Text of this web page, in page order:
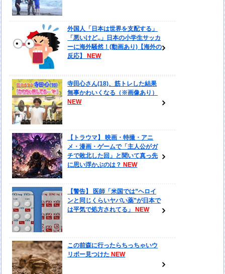
外国人「日本は世界を支配する」
「悪いけど..」日本の小学生サッカ
ーに海外騒然！(動画あり)【海外の
反応】
寺田心さん(18)、筋トレした結果
無事かわいくなる（※画像あり）
【トラウマ】 映画・特撮・アニ
メ・漫画・ゲームで「主人公がガ
チで敗北した回」と聞いて真っ先
に思い浮かぶのは？
【警告】 医師「米国では”ヘロイ
ンと同じくらいヤバい薬”が日本で
は平気で処方されてる」
この前森に行ったらちっちゃいウ
リボー見つけた